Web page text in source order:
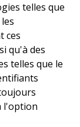
telles que
ces
qu'à des
telles que le
l'option
de Linkebeek
maison
atmosphère
de trois
ainsi que